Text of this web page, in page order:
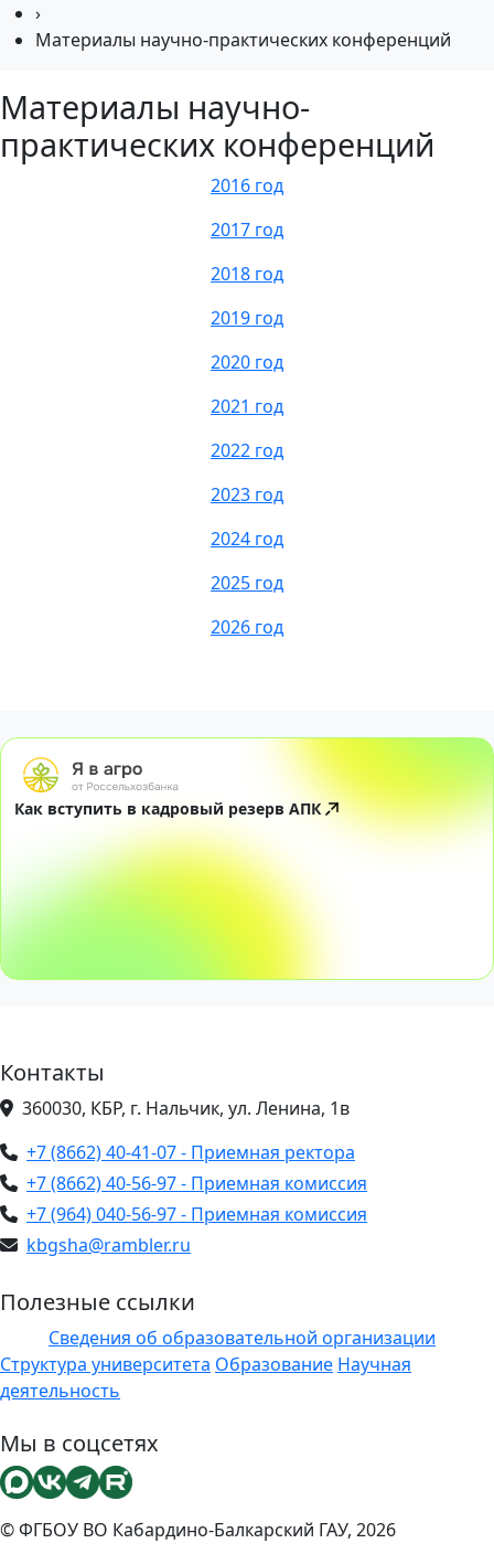
›
Материалы научно-практических конференций
Материалы научно-
практических конференций
2016 год
2017 год
2018 год
2019 год
2020 год
2021 год
2022 год
2023 год
2024 год
2025 год
2026 год
Как вступить в кадровый резерв АПК
Контакты
360030, КБР, г. Нальчик, ул. Ленина, 1в
+7 (8662) 40-41-07 - Приемная ректора
+7 (8662) 40-56-97 - Приемная комиссия
+7 (964) 040-56-97 - Приемная комиссия
kbgsha@rambler.ru
Полезные ссылки
Сведения об образовательной организации
Структура университета Образование Научная
деятельность
Мы в соцсетях
© ФГБОУ ВО Кабардино-Балкарский ГАУ, 2026